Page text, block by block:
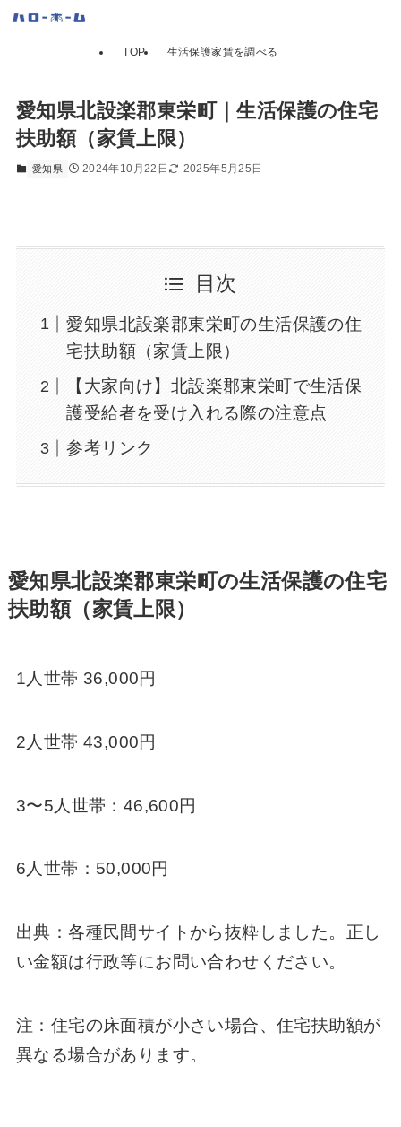
TOP 生活保護家賃を調べる
愛知県北設楽郡東栄町｜生活保護の住宅
扶助額（家賃上限）
愛知県 2024年10月22日 2025年5月25日
目次
愛知県北設楽郡東栄町の生活保護の住
宅扶助額（家賃上限）
【大家向け】北設楽郡東栄町で生活保
護受給者を受け入れる際の注意点
参考リンク
愛知県北設楽郡東栄町の生活保護の住宅
扶助額（家賃上限）
1人世帯 36,000円
2人世帯 43,000円
3〜5人世帯：46,600円
6人世帯：50,000円
出典：各種民間サイトから抜粋しました。正し
い金額は行政等にお問い合わせください。
注：住宅の床面積が小さい場合、住宅扶助額が
異なる場合があります。